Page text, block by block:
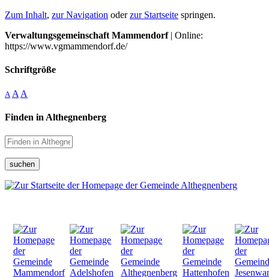
Zum Inhalt, zur Navigation oderzur Startseite springen.
Verwaltungsgemeinschaft Mammendorf| Online:
https://www.vgmammendorf.de/
Schriftgröße
A A A
Finden in Althegnenberg
suchen